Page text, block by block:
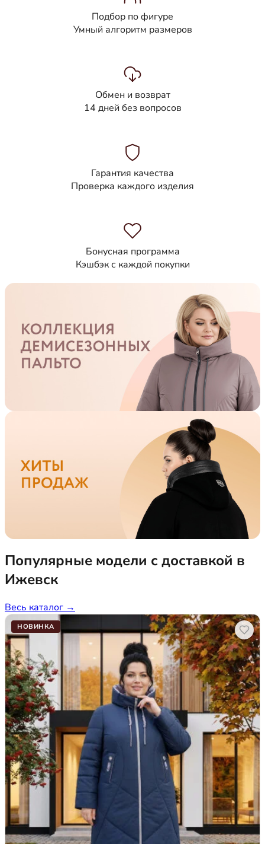
Подбор по фигуре
Умный алгоритм размеров
Обмен и возврат
14 дней без вопросов
Гарантия качества
Проверка каждого изделия
Бонусная программа
Кэшбэк с каждой покупки
Популярные модели с доставкой в
Ижевск
Весь каталог →
НОВИНКА